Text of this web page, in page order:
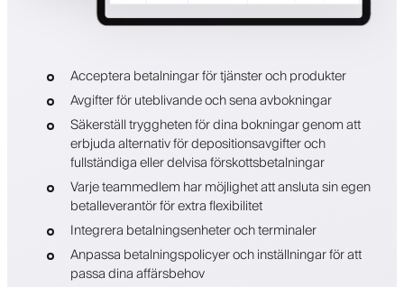
Acceptera betalningar för tjänster och produkter
Avgifter för uteblivande och sena avbokningar
Säkerställ tryggheten för dina bokningar genom att
erbjuda alternativ för depositionsavgifter och
fullständiga eller delvisa förskottsbetalningar
Varje teammedlem har möjlighet att ansluta sin egen
betalleverantör för extra flexibilitet
Integrera betalningsenheter och terminaler
Anpassa betalningspolicyer och inställningar för att
passa dina affärsbehov